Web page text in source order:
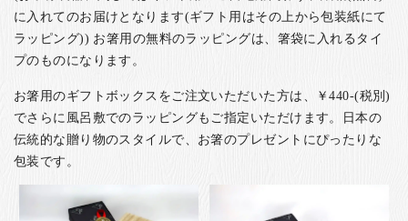
に入れてのお届けとなります(ギフト用はその上から包装紙にて
ラッピング)) お箸用の無料のラッピングは、箸袋に入れるタイ
プのものになります。
お箸用のギフトボックスをご注文いただいた方は、￥440-(税別)
でさらに風呂敷でのラッピングもご指定いただけます。日本の
伝統的な贈り物のスタイルで、お箸のプレゼントにぴったりな
包装です。